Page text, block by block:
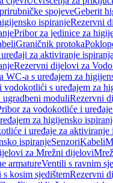
spojeveGeberit
ispiranjeRezervni
Pribor za jedinice za
Graničnik protoka
za aktiviranje
Rezervni dijelovi za
WC-a s uređajem za
vodokotlići s uređajem za
moduliRezervni
za vodokotliće i
za higijensko
i uređaje za aktiviranje
ispiranjeSenzoriKabeli
za Mrežni dijelovi
armatureVentili s ravnim
s kosim sjedištemRezervni